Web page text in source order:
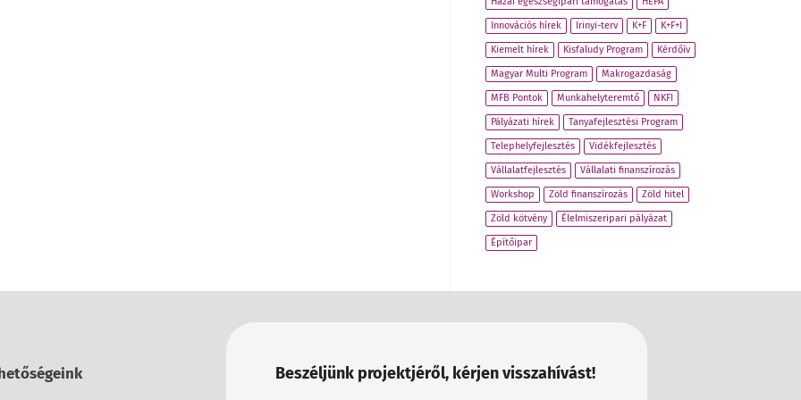
Innovációs hírek Irinyi-terv K+F K+F+I
Kiemelt hírek Kisfaludy Program Kérdőív
Magyar Multi Program Makrogazdaság
MFB Pontok Munkahelyteremtő NKFI
Pályázati hírek Tanyafejlesztési Program
Telephelyfejlesztés Vidékfejlesztés
Vállalatfejlesztés Vállalati finanszírozás
Workshop Zöld finanszírozás Zöld hitel
Zöld kötvény Élelmiszeripari pályázat
Építőipar
Beszéljünk projektjéről, kérjen visszahívást!